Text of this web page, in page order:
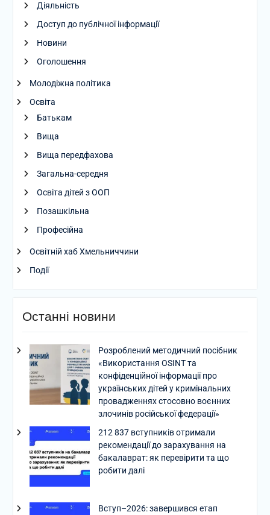
Діяльність
Доступ до публічної інформації
Новини
Оголошення
Молодіжна політика
Освіта
Батькам
Вища
Вища передфахова
Загальна-середня
Освіта дітей з ООП
Позашкільна
Професійна
Освітній хаб Хмельниччини
Події
Останні новини
Розроблений методичний посібник
«Використання OSINT та
конфіденційної інформації про
українських дітей у кримінальних
провадженнях стосовно воєнних
злочинів російської федерації»
212 837 вступників отримали
рекомендації до зарахування на
бакалаврат: як перевірити та що
робити далі
Вступ–2026: завершився етап